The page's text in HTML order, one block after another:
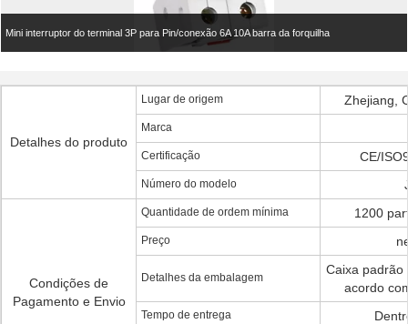
Mini interruptor do terminal 3P para Pin/conexão 6A 10A barra da forquilha
Detalhes do produto
Lugar de origem Zhejiang,
Marca
Certificação CE/
Número do modelo
Condições de
Pagamento e Envio
Quantidade de ordem mínima 1200
Preço
Detalhes da embalagem
Caixa padrão
acordo
Tempo de entrega